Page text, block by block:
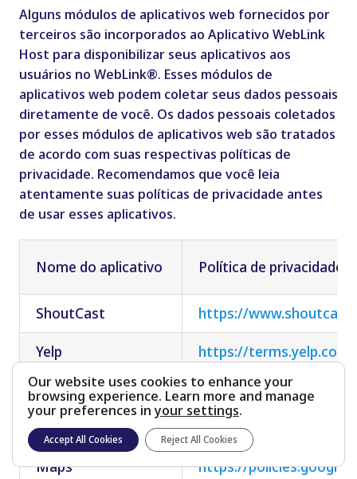
Alguns módulos de aplicativos web fornecidos por
terceiros são incorporados ao Aplicativo WebLink
Host para disponibilizar seus aplicativos aos
usuários no WebLink®. Esses módulos de
aplicativos web podem coletar seus dados pessoais
diretamente de você. Os dados pessoais coletados
por esses módulos de aplicativos web são tratados
de acordo com suas respectivas políticas de
privacidade. Recomendamos que você leia
atentamente suas políticas de privacidade antes
de usar esses aplicativos.
Nome do aplicativo Política de privacidade
ShoutCast
https://
Yelp
https://terms.yelp.com/
YouTube
https://
OpenWeatherMap
https://
Maps
https://
Our website uses cookies to enhance your
browsing experience. Learn more and manage
your preferences inyour settings.
Accept All Cookies Reject All Cookies